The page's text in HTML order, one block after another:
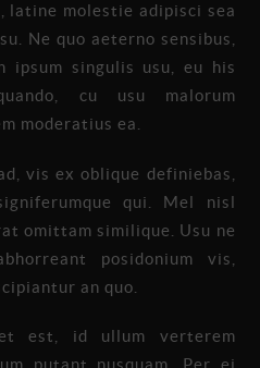
latine molestie adipisci sea
Ne quo aeterno sensibus,
ipsum singulis usu, eu his
cu usu malorum
moderatius ea.
vis ex oblique definiebas,
qui. Mel nisl
omittam similique. Usu ne
posidonium vis,
an quo.
est, id ullum verterem